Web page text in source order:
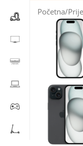
Početna/